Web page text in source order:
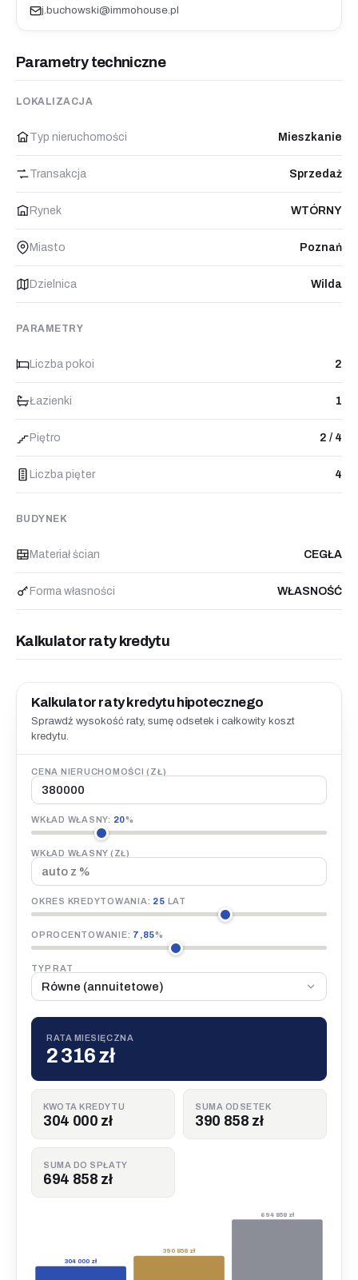
j.buchowski@immohouse.pl
Parametry techniczne
LOKALIZACJA
Typ nieruchomości Mieszkanie
Transakcja Sprzedaż
Rynek WTÓRNY
Miasto Poznań
Dzielnica Wilda
PARAMETRY
Liczba pokoi 2
Łazienki 1
Piętro 2 / 4
Liczba pięter 4
BUDYNEK
Materiał ścian CEGŁA
Forma własności WŁASNOŚĆ
Kalkulator raty kredytu
Kalkulator raty kredytu hipotecznego
Sprawdź wysokość raty, sumę odsetek i całkowity koszt
kredytu.
CENA NIERUCHOMOŚCI (ZŁ)
WKŁAD WŁASNY: 20%
WKŁAD WŁASNY (ZŁ)
OKRES KREDYTOWANIA: 25 LAT
OPROCENTOWANIE: 7,85%
TYP RAT
RATA MIESIĘCZNA
2 316 zł
KWOTA KREDYTU
304 000 zł
SUMA ODSETEK
390 858 zł
SUMA DO SPŁATY
694 858 zł
304 000 zł
390 858 zł
694 858 zł